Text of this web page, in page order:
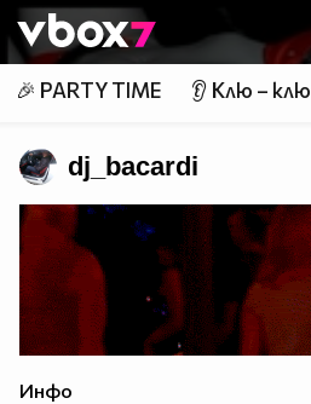
Member of
👾
🎉 PARTY TIME 👂 Клю – клю
dj_bacardi
Инфо